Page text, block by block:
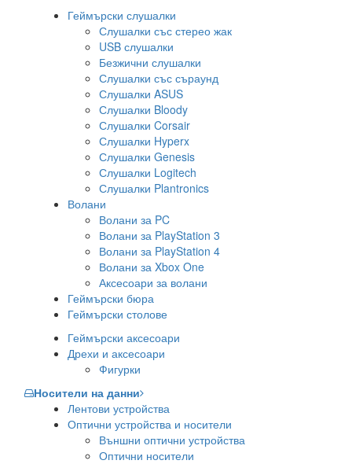
Геймърски слушалки
Слушалки със стерео жак
USB слушалки
Безжични слушалки
Слушалки със съраунд
Слушалки ASUS
Слушалки Bloody
Слушалки Corsair
Слушалки Hyperx
Слушалки Genesis
Слушалки Logitech
Слушалки Plantronics
Волани
Волани за PC
Волани за PlayStation 3
Волани за PlayStation 4
Волани за Xbox One
Аксесоари за волани
Геймърски бюра
Геймърски столове
Геймърски аксесоари
Дрехи и аксесоари
Фигурки
Носители на данни
Лентови устройства
Оптични устройства и носители
Външни оптични устройства
Оптични носители